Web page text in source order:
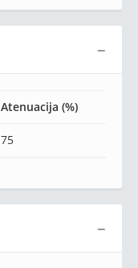
−
Atenuacija (%)
75
−